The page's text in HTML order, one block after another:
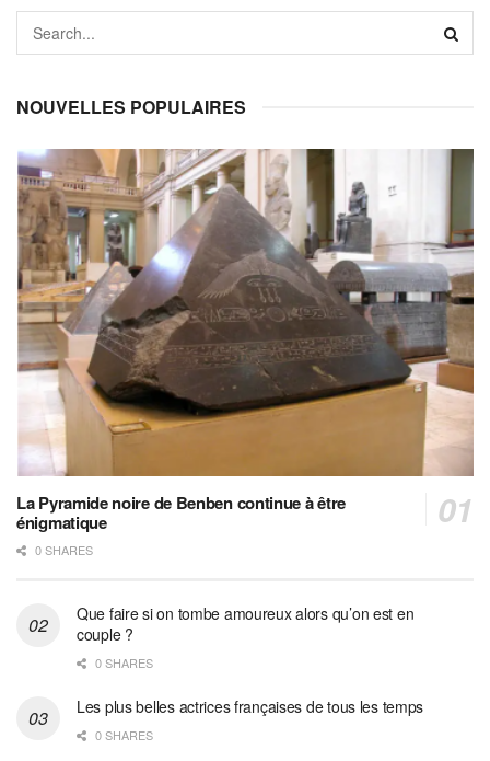
NOUVELLES POPULAIRES
La Pyramide noire de Benben continue à être
énigmatique
0 SHARES
Que faire si on tombe amoureux alors qu’on est en
couple ?
0 SHARES
Les plus belles actrices françaises de tous les temps
0 SHARES